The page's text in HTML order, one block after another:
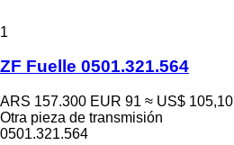
1
ZF Fuelle 0501.321.564
ARS 157.300 EUR 91 ≈ US$ 105,10
Otra pieza de transmisión
0501.321.564